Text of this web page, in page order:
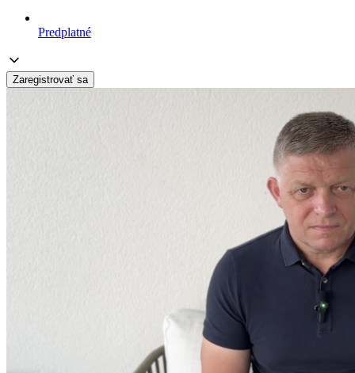
Predplatné
Zaregistrovať sa